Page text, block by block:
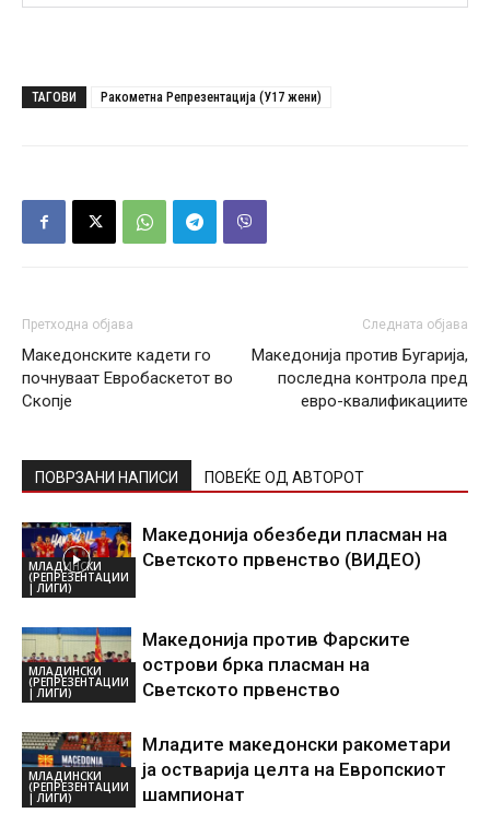
ТАГОВИ Ракометна Репрезентација (У17 жени)
Претходна објава
Македонските кадети го
почнуваат Евробаскетот во
Скопје
Следната објава
Македонија против Бугарија,
последна контрола пред
евро-квалификациите
ПОВРЗАНИ НАПИСИ ПОВЕЌЕ ОД АВТОРОТ
МЛАДИНСКИ
(РЕПРЕЗЕНТАЦИИ
| ЛИГИ)
Македонија обезбеди пласман на
Светското првенство (ВИДЕО)
МЛАДИНСКИ
(РЕПРЕЗЕНТАЦИИ
| ЛИГИ)
Македонија против Фарските
острови брка пласман на
Светското првенство
МЛАДИНСКИ
(РЕПРЕЗЕНТАЦИИ
| ЛИГИ)
Младите македонски ракометари
ја остварија целта на Европскиот
шампионат